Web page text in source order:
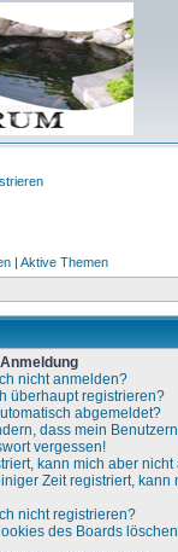
| Aktive Themen
nicht anmelden?
überhaupt registrieren?
abgemeldet?
dass mein
vergessen!
kann mich aber
Zeit registriert,
nicht registrieren?
des Boards